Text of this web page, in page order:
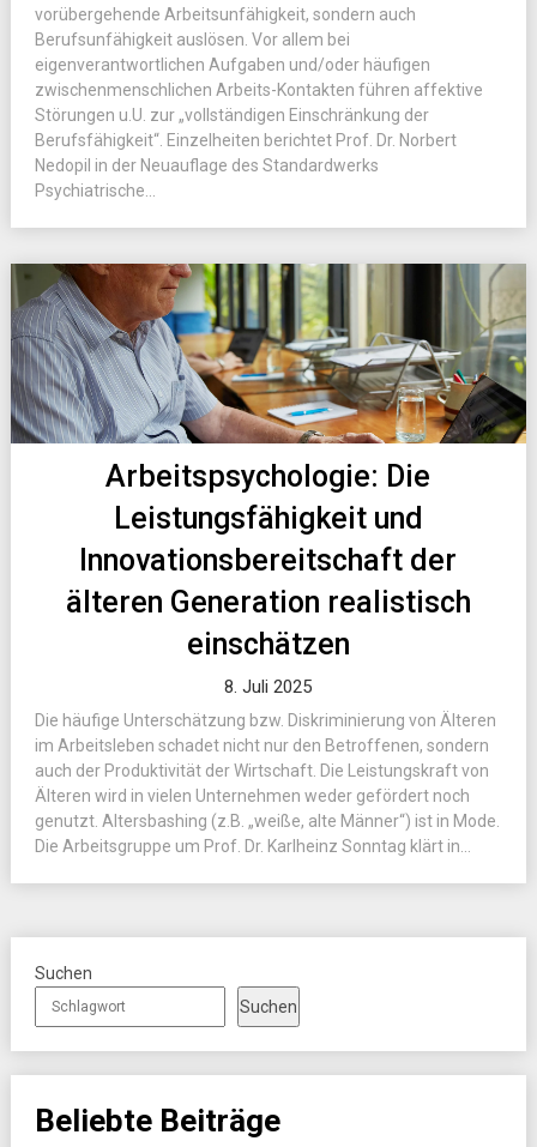
vorübergehende Arbeitsunfähigkeit, sondern auch
Berufsunfähigkeit auslösen. Vor allem bei
eigenverantwortlichen Aufgaben und/oder häufigen
zwischenmenschlichen Arbeits-Kontakten führen affektive
Störungen u.U. zur „vollständigen Einschränkung der
Berufsfähigkeit“. Einzelheiten berichtet Prof. Dr. Norbert
Nedopil in der Neuauflage des Standardwerks
Psychiatrische...
Arbeitspsychologie: Die
Leistungsfähigkeit und
Innovationsbereitschaft der
älteren Generation realistisch
einschätzen
8. Juli 2025
Die häufige Unterschätzung bzw. Diskriminierung von Älteren
im Arbeitsleben schadet nicht nur den Betroffenen, sondern
auch der Produktivität der Wirtschaft. Die Leistungskraft von
Älteren wird in vielen Unternehmen weder gefördert noch
genutzt. Altersbashing (z.B. „weiße, alte Männer“) ist in Mode.
Die Arbeitsgruppe um Prof. Dr. Karlheinz Sonntag klärt in...
Suchen
Suchen
Beliebte Beiträge